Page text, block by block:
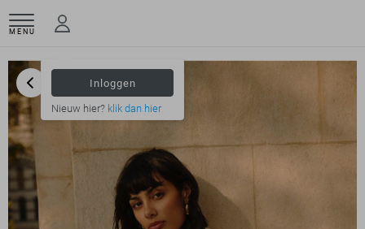
MENU
Inloggen
Nieuw hier? klik dan hier